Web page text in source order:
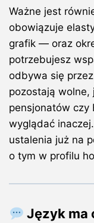
Ważne jest
obowiązuje
grafik — oraz
potrzebujesz
odbywa się
pozostają wolne,
pensjonatów czy
wyglądać
ustalenia już na
o tym w profilu
Język ma